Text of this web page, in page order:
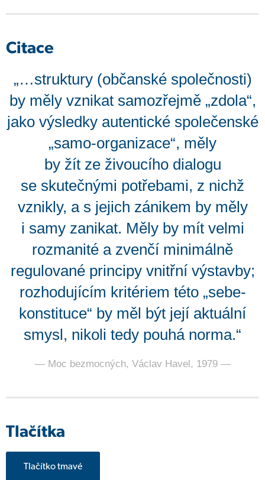
Citace
„…struktury (občanské společnosti)
by měly vznikat samozřejmě „zdola“,
jako výsledky autentické společenské
„samo-organizace“, měly
by žít ze živoucího dialogu
se skutečnými potřebami, z nichž
vznikly, a s jejich zánikem by měly
i samy zanikat. Měly by mít velmi
rozmanité a zvenčí minimálně
regulované principy vnitřní výstavby;
rozhodujícím kritériem této „sebe-
konstituce“ by měl být její aktuální
smysl, nikoli tedy pouhá norma.“
— Moc bezmocných, Václav Havel, 1979 —
Tlačítka
Tlačítko tmavé